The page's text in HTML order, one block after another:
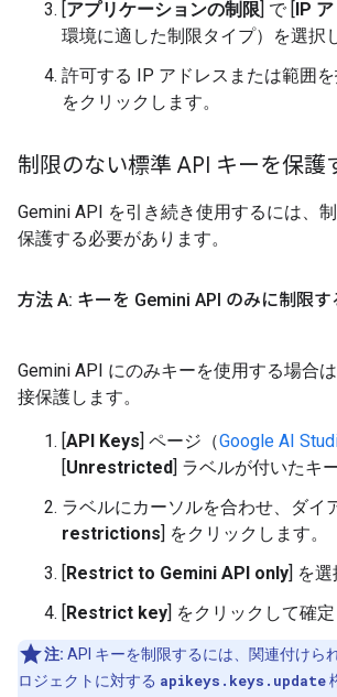
[アプリケーションの制限] で [IP
環境に適した制限タイプ）を選択
許可する IP アドレスまたは範囲
をクリックします。
制限のない標準 API キーを保護
Gemini API を引き続き使用するには、
保護する必要があります。
方法 A: キーを Gemini API のみに制限す
Gemini API にのみキーを使用する場合
接保護します。
[API Keys] ページ（Google AI
[Unrestricted] ラベルが付いたキ
ラベルにカーソルを合わせ、ダイ
restrictions] をクリックします。
[Restrict to Gemini API only] を選
[Restrict key] をクリックして確定
注: API キーを制限するには、関連付けら
ロジェクトに対する apikeys.keys.update